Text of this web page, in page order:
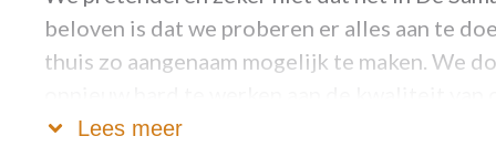
beloven is dat we proberen er alles aan te
thuis zo aangenaam mogelijk te maken. We
bewoner te luisteren, door rekening te
Lees meer